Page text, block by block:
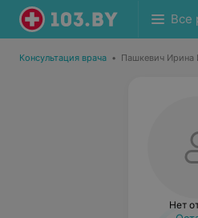
Все
Консультация врача • Пашкевич Ирина
Нет